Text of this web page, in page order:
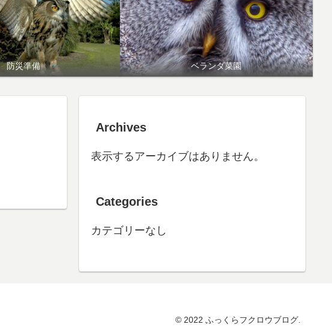
防災準備 ベランダ菜園
Archives
表示するアーカイブはありません。
Categories
カテゴリーなし
© 2022 ふっくらフクロウブログ.